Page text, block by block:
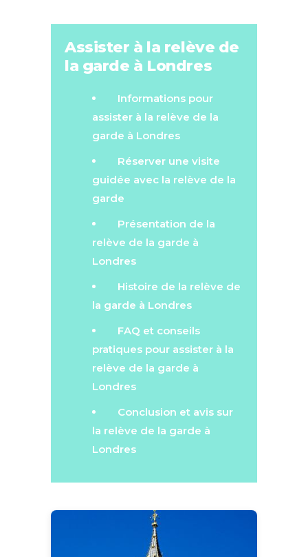
Assister à la relève de
la garde à Londres
Informations pour
assister à la relève de la
garde à Londres
Réserver une visite
guidée avec la relève de la
garde
Présentation de la
relève de la garde à
Londres
Histoire de la relève de
la garde à Londres
FAQ et conseils
pratiques pour assister à la
relève de la garde à
Londres
Conclusion et avis sur
la relève de la garde à
Londres